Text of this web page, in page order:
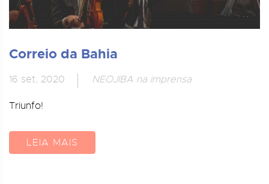
Correio da Bahia
16 set, 2020 NEOJIBA na imprensa
Triunfo!
LEIA MAIS